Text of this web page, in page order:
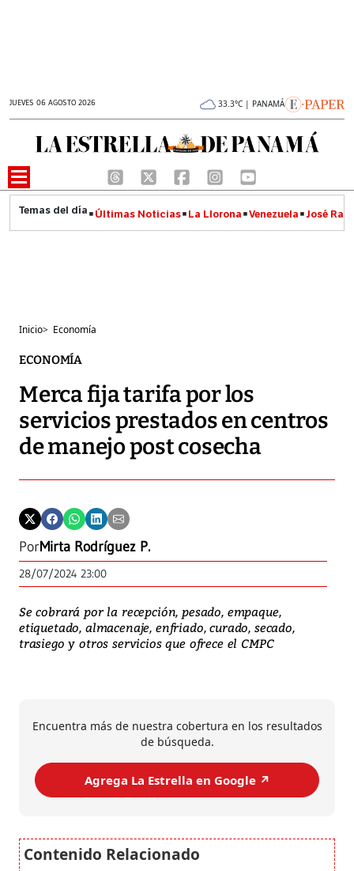
JUEVES 06 AGOSTO 2026 33.3°C | PANAMÁ
Últimas Noticias La Llorona Venezuela José
Inicio> Economía
ECONOMÍA
Merca fija tarifa por los
servicios prestados en centros
de manejo post cosecha
PorMirta Rodríguez P.
28/07/2024 23:00
Se cobrará por la recepción, pesado, empaque,
etiquetado, almacenaje, enfriado, curado, secado,
trasiego y otros servicios que ofrece el CMPC
Encuentra más de nuestra cobertura en los resultados
de búsqueda.
Agrega La Estrella en Google ↗️